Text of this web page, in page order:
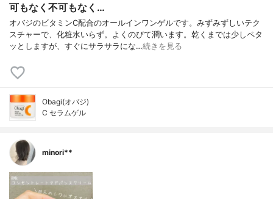
可もなく不可もなく…
オバジのビタミンC配合のオールインワンゲルです。みずみずしいテク
スチャーで、化粧水いらず。よくのびて潤います。乾くまでは少しペタ
ッとしますが、すぐにサラサラにな…続きを見る
Obagi(オバジ)
C セラムゲル
minori**